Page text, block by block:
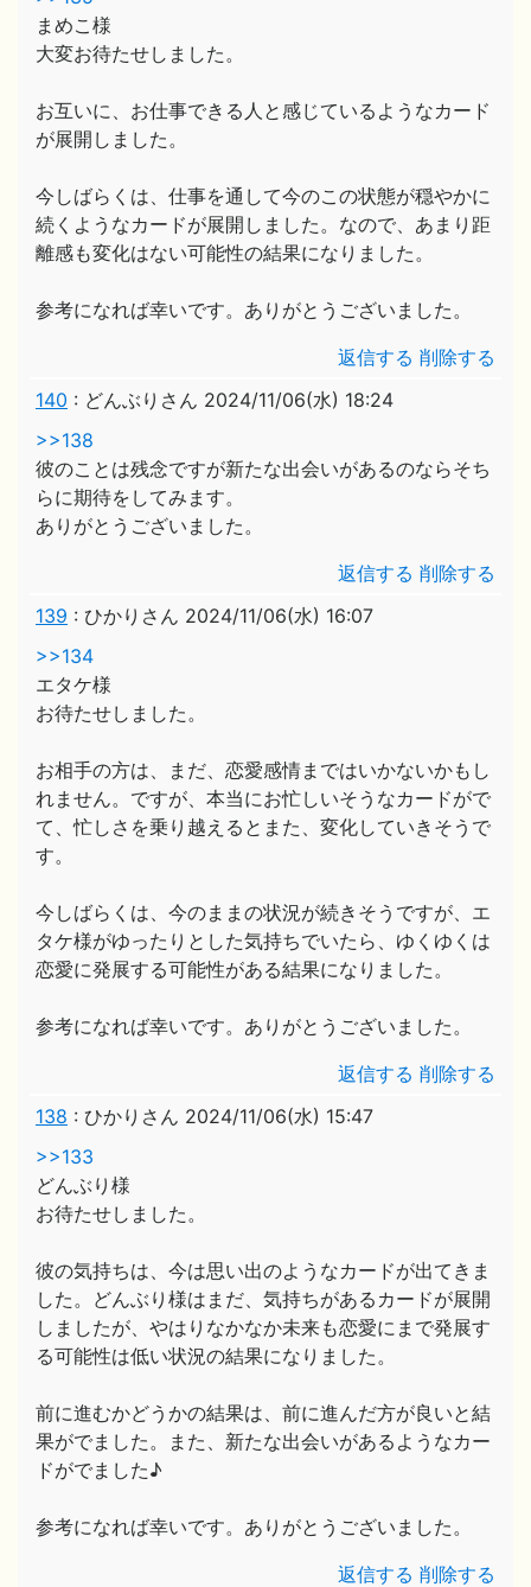
まめこ様
大変お待たせしました。
お互いに、お仕事できる人と感じているようなカード
が展開しました。
今しばらくは、仕事を通して今のこの状態が穏やかに
続くようなカードが展開しました。なので、あまり距
離感も変化はない可能性の結果になりました。
参考になれば幸いです。ありがとうございました。
返信する 削除する
140 : どんぶりさん 2024/11/06(水) 18:24
>>138
彼のことは残念ですが新たな出会いがあるのならそち
らに期待をしてみます。
ありがとうございました。
返信する 削除する
139 : ひかりさん 2024/11/06(水) 16:07
>>134
エタケ様
お待たせしました。
お相手の方は、まだ、恋愛感情まではいかないかもし
れません。ですが、本当にお忙しいそうなカードがで
て、忙しさを乗り越えるとまた、変化していきそうで
す。
今しばらくは、今のままの状況が続きそうですが、エ
タケ様がゆったりとした気持ちでいたら、ゆくゆくは
恋愛に発展する可能性がある結果になりました。
参考になれば幸いです。ありがとうございました。
返信する 削除する
138 : ひかりさん 2024/11/06(水) 15:47
>>133
どんぶり様
お待たせしました。
彼の気持ちは、今は思い出のようなカードが出てきま
した。どんぶり様はまだ、気持ちがあるカードが展開
しましたが、やはりなかなか未来も恋愛にまで発展す
る可能性は低い状況の結果になりました。
前に進むかどうかの結果は、前に進んだ方が良いと結
果がでました。また、新たな出会いがあるようなカー
ドがでました♪
参考になれば幸いです。ありがとうございました。
返信する 削除する